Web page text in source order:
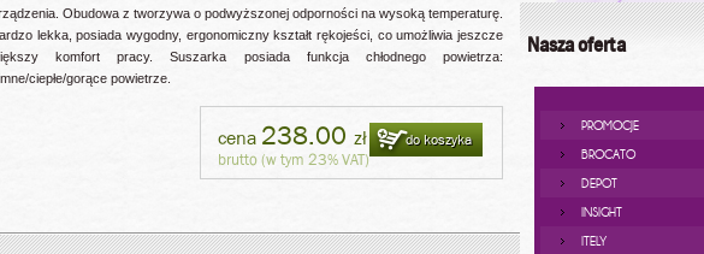
Obudowa z tworzywa o podwyższonej odporności na wysoką temperaturę.
lekka, posiada wygodny, ergonomiczny kształt rękojeści, co umożliwia jeszcze
komfort pracy. Suszarka posiada funkcja chłodnego powietrza:
ciepłe/gorące powietrze.
cena 238.00 zł
brutto (w tym 23% VAT)
do koszyka
Nasza oferta
PROMOCJE
BROCATO
DEPOT
INSIGHT
ITELY